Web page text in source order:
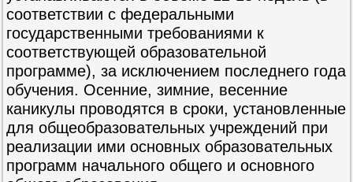
соответствии с федеральными
государственными требованиями к
соответствующей образовательной
программе), за исключением последнего года
обучения. Осенние, зимние, весенние
каникулы проводятся в сроки, установленные
для общеобразовательных учреждений при
реализации ими основных образовательных
программ начального общего и основного